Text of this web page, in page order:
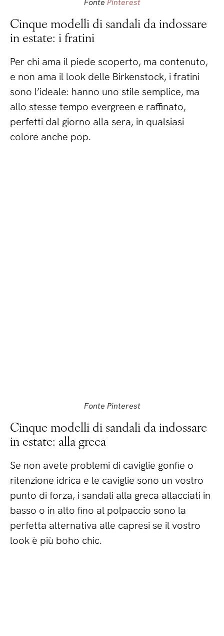
Fonte Pinterest
Cinque modelli di sandali da indossare
in estate: i fratini
Per chi ama il piede scoperto, ma contenuto,
e non ama il look delle Birkenstock, i fratini
sono l’ideale: hanno uno stile semplice, ma
allo stesse tempo evergreen e raffinato,
perfetti dal giorno alla sera, in qualsiasi
colore anche pop.
Fonte Pinterest
Cinque modelli di sandali da indossare
in estate: alla greca
Se non avete problemi di caviglie gonfie o
ritenzione idrica e le caviglie sono un vostro
punto di forza, i sandali alla greca allacciati in
basso o in alto fino al polpaccio sono la
perfetta alternativa alle capresi se il vostro
look è più boho chic.